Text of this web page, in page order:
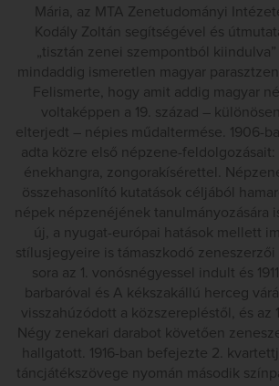
Mária, az MTA Zenetudományi
Kodály Zoltán segítségével és
„tisztán zenei szempontból
mindaddig ismeretlen magyar
Felismerte, hogy amit addig magyar
voltaképpen a 19. század –
elterjedt – népies műdaltermése. 1906-
adta közre első népzene-feldolgozásait:
énekhangra, zongorakísérettel.
összehasonlító kutatások céljából
népek népzenéjének tanulmányozására
új, a nyugat-európai hatások mellett
stílusjegyeire is támaszkodó
sora az 1. vonósnégyessel indult és
barbaróval és A kékszakállú herceg
visszahúzódott a közszerepléstől, és az
Négy zenekari darabot követően
hallgatott. 1916-ban befejezte 2.
táncjátékszövege nyomán második